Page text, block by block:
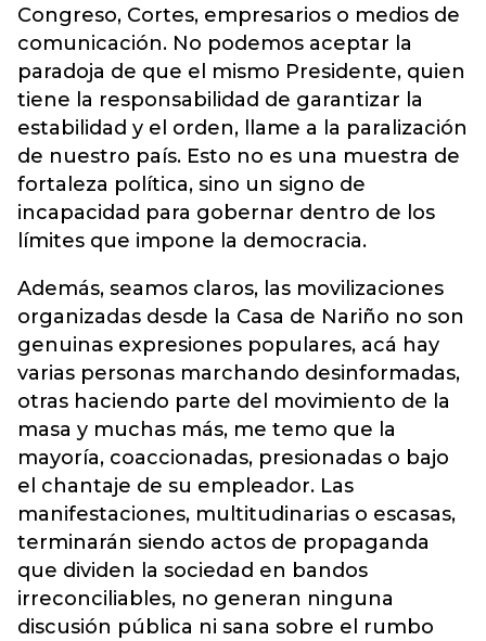
Congreso, Cortes, empresarios o medios de
comunicación. No podemos aceptar la
paradoja de que el mismo Presidente, quien
tiene la responsabilidad de garantizar la
estabilidad y el orden, llame a la paralización
de nuestro país. Esto no es una muestra de
fortaleza política, sino un signo de
incapacidad para gobernar dentro de los
límites que impone la democracia.
Además, seamos claros, las movilizaciones
organizadas desde la Casa de Nariño no son
genuinas expresiones populares, acá hay
varias personas marchando desinformadas,
otras haciendo parte del movimiento de la
masa y muchas más, me temo que la
mayoría, coaccionadas, presionadas o bajo
el chantaje de su empleador. Las
manifestaciones, multitudinarias o escasas,
terminarán siendo actos de propaganda
que dividen la sociedad en bandos
irreconciliables, no generan ninguna
discusión pública ni sana sobre el rumbo